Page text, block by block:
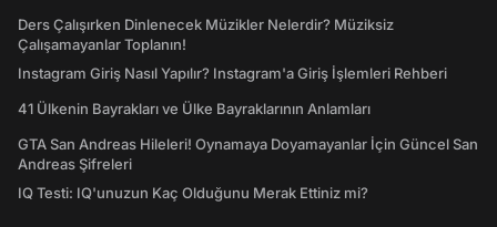
Ders Çalışırken Dinlenecek Müzikler Nelerdir? Müziksiz
Çalışamayanlar Toplanın!
Instagram Giriş Nasıl Yapılır? Instagram'a Giriş İşlemleri Rehberi
41 Ülkenin Bayrakları ve Ülke Bayraklarının Anlamları
GTA San Andreas Hileleri! Oynamaya Doyamayanlar İçin Güncel San
Andreas Şifreleri
IQ Testi: IQ'unuzun Kaç Olduğunu Merak Ettiniz mi?